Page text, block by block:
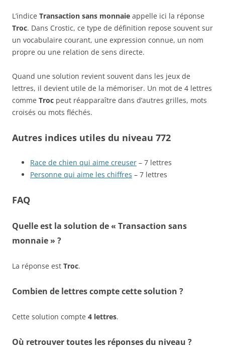
L’indice Transaction sans monnaie appelle ici la réponse
Troc. Dans Crostic, ce type de définition repose souvent sur
un vocabulaire courant, une expression connue, un nom
propre ou une relation de sens directe.
Quand une solution revient souvent dans les jeux de
lettres, il devient utile de la mémoriser. Un mot de 4 lettres
comme Troc peut réapparaître dans d’autres grilles, mots
croisés ou mots fléchés.
Autres indices utiles du niveau 772
Race de chien qui aime creuser – 7 lettres
Personne qui aime les chiffres – 7 lettres
FAQ
Quelle est la solution de « Transaction sans
monnaie » ?
La réponse est Troc.
Combien de lettres compte cette solution ?
Cette solution compte 4 lettres.
Où retrouver toutes les réponses du niveau ?